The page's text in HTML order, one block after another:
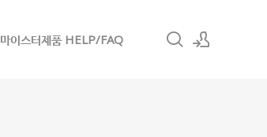
마이스터제품 HELP/FAQ